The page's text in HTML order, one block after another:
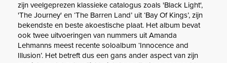
zijn veelgeprezen klassieke catalogus zoals 'Black Light',
'The Journey' en ‘The Barren Land’ uit ‘Bay Of Kings’, zijn
bekendste en beste akoestische plaat. Het album bevat
ook twee uitvoeringen van nummers uit Amanda
Lehmanns meest recente soloalbum ‘Innocence and
Illusion’. Het betreft dus een gans ander aspect van zijn